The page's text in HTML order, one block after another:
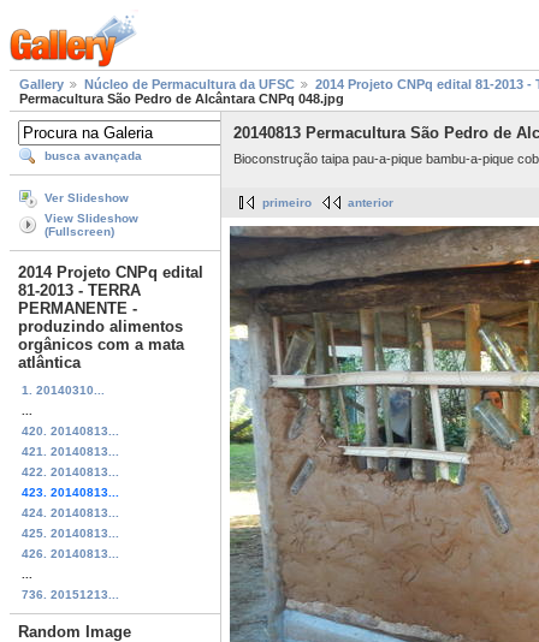
Gallery Núcleo de Permacultura da UFSC
2014 Projeto CNPq edital 81-2013
Permacultura São Pedro de Alcântara CNPq 048.jpg
busca avançada
Ver Slideshow
View Slideshow
(Fullscreen)
2014 Projeto CNPq edital
81-2013 - TERRA
PERMANENTE -
produzindo alimentos
orgânicos com a mata
atlântica
1. 20140310...
420. 20140813...
421. 20140813...
422. 20140813...
423. 20140813...
424. 20140813...
425. 20140813...
426. 20140813...
736. 20151213...
Random Image
20140813 Permacultura São Pedro de
Bioconstrução taipa pau-a-pique bambu-a-pique cob
primeiro anterior